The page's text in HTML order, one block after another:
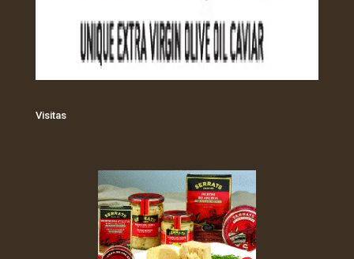
Visitas